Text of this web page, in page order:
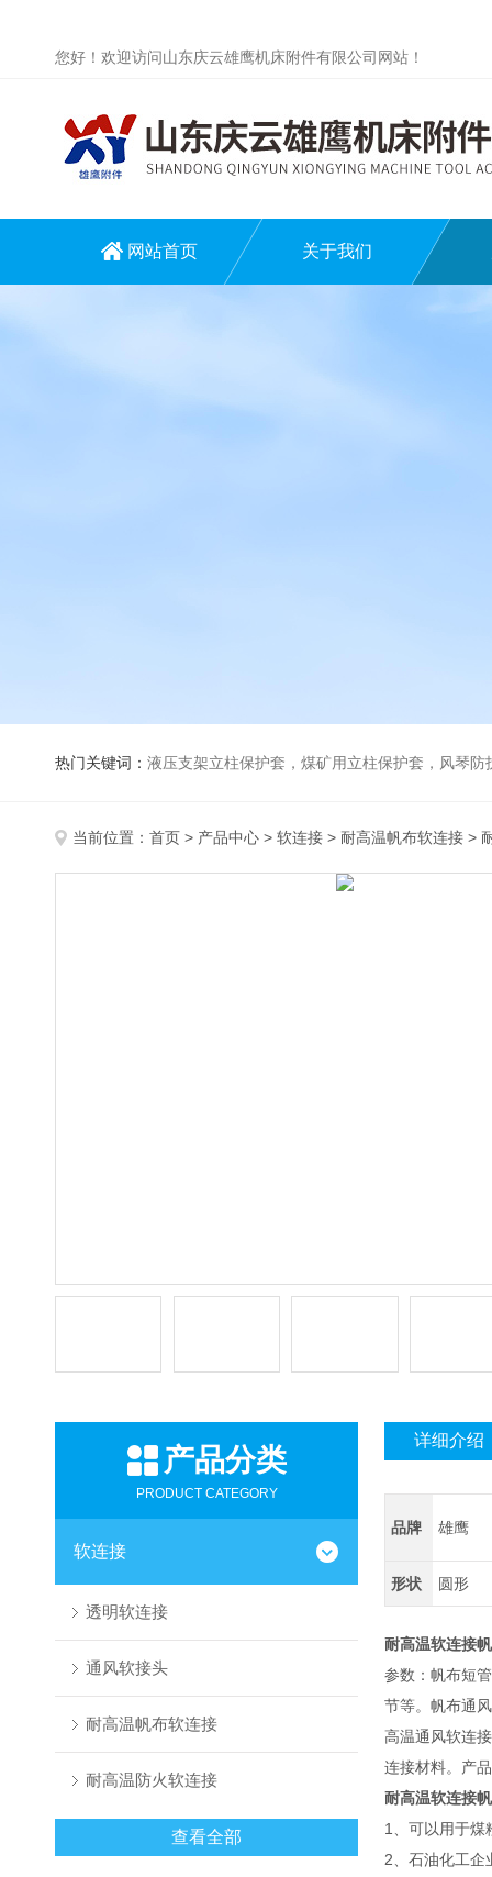
您好！欢迎访问山东庆云雄鹰机床附件有限公司网站！
网站首页 关于我们
热门关键词： 液压支架立柱保护套，煤矿用立柱保护套，风琴
当前位置： 首页 > 产品中心 > 软连接 > 耐高温帆布软连接 >
产品分类
PRODUCT CATEGORY
软连接
透明软连接
通风软接头
耐高温帆布软连接
耐高温防火软连接
查看全部
详细介绍
品牌 雄鹰
形状 圆形
耐高温软连接
参数：帆布短
节等。帆布通
高温通风软连
连接材料。产
耐高温软连接
1、可以用于煤
2、石油化工企